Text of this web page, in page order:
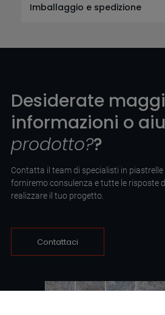
Imballaggio e spedizione
Desiderate
informazioni o
prodotto??
Contatta il team di specialisti in
forniremo consulenza e tutte le risposte
realizzare il tuo progetto.
Contattaci